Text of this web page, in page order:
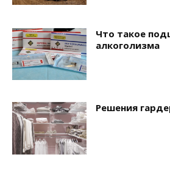
Что такое
алкоголизма
Решения